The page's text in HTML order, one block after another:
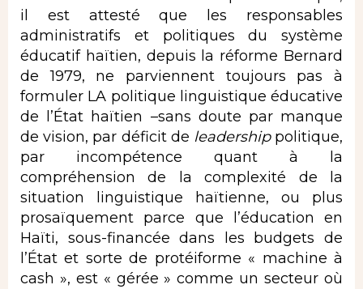
il est attesté que les responsables
administratifs et politiques du système
éducatif haïtien, depuis la réforme Bernard
de 1979, ne parviennent toujours pas à
formuler LA politique linguistique éducative
de l’État haïtien –sans doute par manque
de vision, par déficit de leadershippolitique,
par incompétence quant à la
compréhension de la complexité de la
situation linguistique haïtienne, ou plus
prosaïquement parce que l’éducation en
Haïti, sous-financée dans les budgets de
l’État et sorte de protéiforme « machine à
cash », est « gérée » comme un secteur où